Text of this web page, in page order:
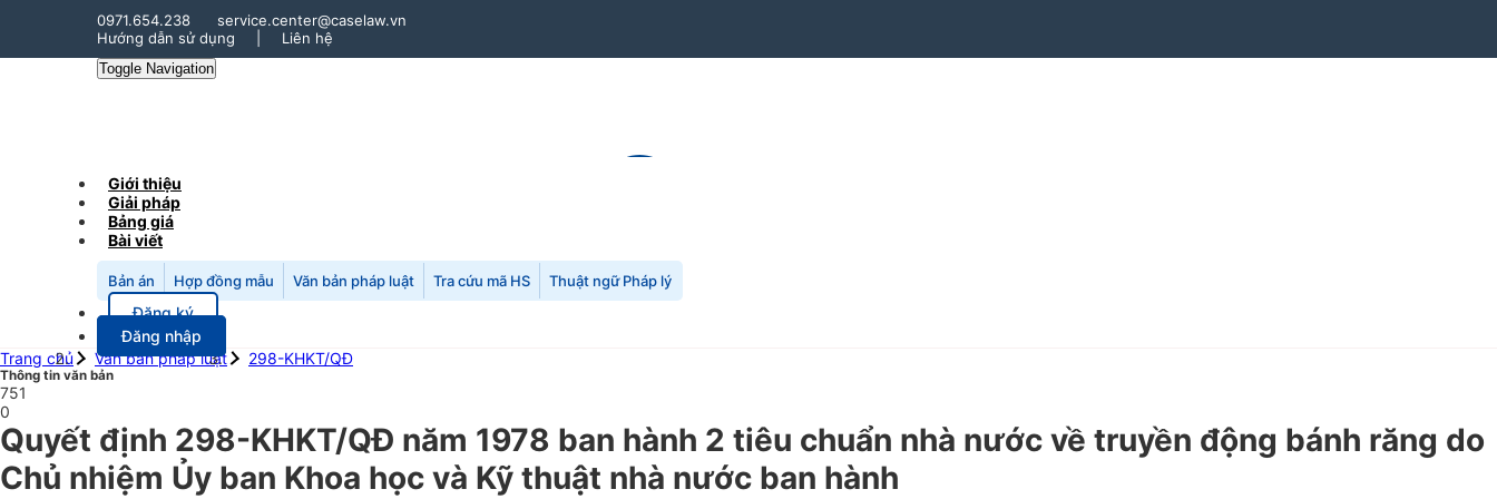
0971.654.238
service.center@caselaw.vn
Hướng dẫn sử dụng
Liên hệ
Toggle Navigation
Giới thiệu
Giải pháp
Bảng giá
Bài viết
Bản án Hợp đồng mẫu Văn bản pháp luật Tra cứu mã HS Thuật ngữ Pháp lý
Đăng ký
Đăng nhập
Trang chủ
Văn bản pháp luật 298-KHKT/QĐ
Thông tin văn bản
751
0
Quyết định 298-KHKT/QĐ năm 1978 ban hành 2 tiêu chuẩn nhà nước về truyền động bánh răng do
Chủ nhiệm Ủy ban Khoa học và Kỹ thuật nhà nước ban hành